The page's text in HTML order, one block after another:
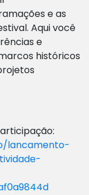
e as
Aqui você
e
históricos
lancamento-